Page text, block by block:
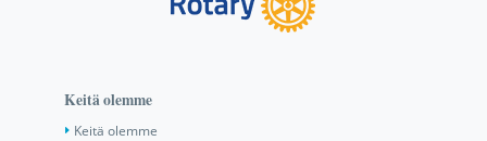
Keitä olemme
Keitä olemme